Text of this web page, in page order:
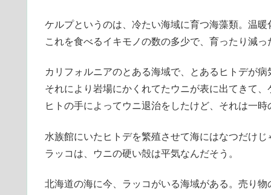
ケルプというのは、冷たい海域に育つ海藻類。温暖
これを食べるイキモノの数の多少で、育ったり減っ
カリフォルニアのとある海域で、とあるヒトデが病
それにより岩場にかくれてたウニが表に出てきて
ヒトの手によってウニ退治をしたけど、それは一時
水族館にいたヒトデを繁殖させて海にはなつだけじ
ラッコは、ウニの硬い殻は平気なんだそう。
北海道の海に今、ラッコがいる海域がある。売り物